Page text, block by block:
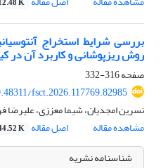
بررسی شرایط استخراج
روش ریزپوشانی و کاربرد آن در
صفحه316-332
fsct.2026.117769.82985
نسرین امجدیان، شیما معززی، علیرضا
مشاهده مقاله
اصل مقاله K
شناسنامه نشریه